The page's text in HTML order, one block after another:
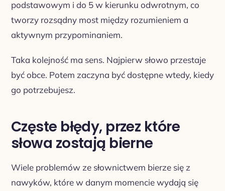
podstawowym i do 5 w kierunku odwrotnym, co
tworzy rozsądny most między rozumieniem a
aktywnym przypominaniem.
Taka kolejność ma sens. Najpierw słowo przestaje
być obce. Potem zaczyna być dostępne wtedy, kiedy
go potrzebujesz.
Częste błędy, przez które
słowa zostają bierne
Wiele problemów ze słownictwem bierze się z
nawyków, które w danym momencie wydają się